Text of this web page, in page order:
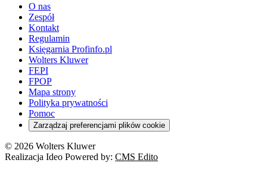
O nas
Zespół
Kontakt
Regulamin
Księgarnia Profinfo.pl
Wolters Kluwer
FEPI
FPOP
Mapa strony
Polityka prywatności
Pomoc
Zarządzaj preferencjami plików cookie
© 2026 Wolters Kluwer
Realizacja Ideo Powered by: CMS Edito